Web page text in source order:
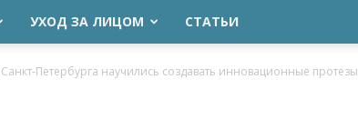
УХОД ЗА ЛИЦОМ СТАТЬИ
Петербурга научились создавать инновационные протезы